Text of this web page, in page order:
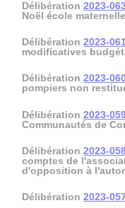
Délibération2023-
Noël école maternelle
Délibération2023-
modificatives
Délibération2023-
pompiers non
Délibération2023-
Communautés de
Délibération2023-
comptes de
d'opposition à
Délibération2023-057